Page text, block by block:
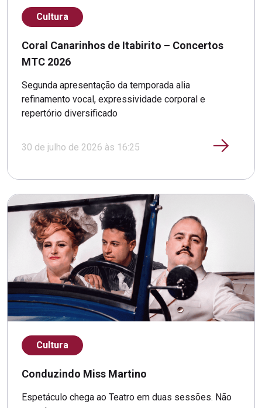
Cultura
Coral Canarinhos de Itabirito – Concertos
MTC 2026
Segunda apresentação da temporada alia
refinamento vocal, expressividade corporal e
repertório diversificado
30 de julho de 2026 às 16:25
Cultura
Conduzindo Miss Martino
Espetáculo chega ao Teatro em duas sessões. Não